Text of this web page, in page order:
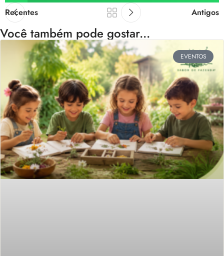
Recentes Antigos
Você também pode gostar...
EVENTOS